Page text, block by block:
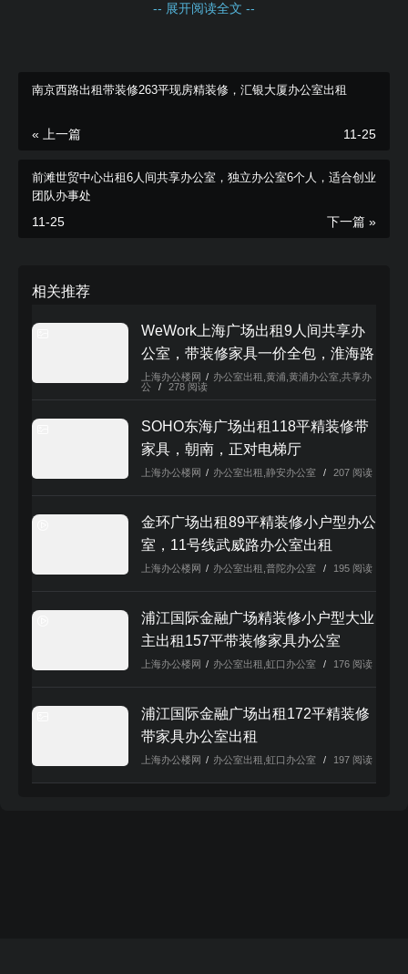
立即咨询报
本文来自投稿，不代表本站立场，如若转载，请注明出处：
-- 展开阅读全文 --
南京西路出租带装修263平现房精装修，汇银大厦办公室出租
« 上一篇 11-25
前滩世贸中心出租6人间共享办公室，独立办公室6个人，适合创业
团队办事处
下一篇 »
11-25
相关推荐
WeWork上海广场出租9人间共享办
公室，带装修家具一价全包，淮海路
核心地段
上海办公楼网 / 办公室出租 黄浦 黄浦办公室 共享办
公
/ 278 阅读
SOHO东海广场出租118平精装修带
家具，朝南，正对电梯厅
上海办公楼网 / 办公室出租 静安办公室 / 207 阅读
金环广场出租89平精装修小户型办公
室，11号线武威路办公室出租
上海办公楼网 / 办公室出租 普陀办公室 / 195 阅读
浦江国际金融广场精装修小户型大业
主出租157平带装修家具办公室
上海办公楼网 / 办公室出租 虹口办公室 / 176 阅读
浦江国际金融广场出租172平精装修
带家具办公室出租
上海办公楼网 / 办公室出租 虹口办公室 / 197 阅读